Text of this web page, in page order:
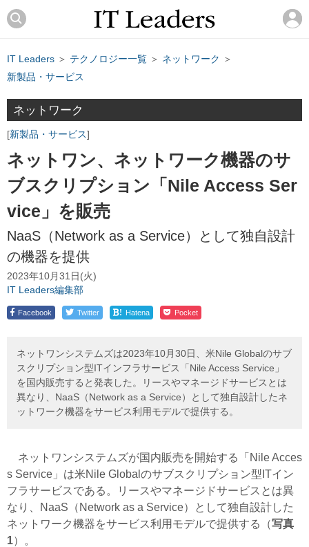
IT Leaders ＞ テクノロジー一覧 ＞ ネットワーク ＞
新製品・サービス
ネットワーク
新製品・サービス
ネットワン、ネットワーク機器のサ
ブスクリプション「Nile Access Ser
vice」を販売
NaaS（Network as a Service）として独自設計
の機器を提供
2023年10月31日(火)
IT Leaders編集部
Facebook Twitter ! Hatena Pocket
ネットワンシステムズは2023年10月30日、米Nile Globalのサブ
スクリプション型ITインフラサービス「Nile Access Service」
を国内販売すると発表した。リースやマネージドサービスとは
異なり、NaaS（Network as a Service）として独自設計したネ
ットワーク機器をサービス利用モデルで提供する。
ネットワンシステムズが国内販売を開始する「Nile Acces
s Service」は米Nile Globalのサブスクリプション型ITイン
フラサービスである。リースやマネージドサービスとは異
なり、NaaS（Network as a Service）として独自設計した
ネットワーク機器をサービス利用モデルで提供する（写真
1）。